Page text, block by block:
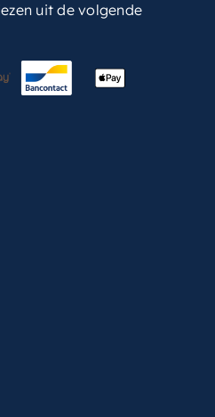
uit de volgende